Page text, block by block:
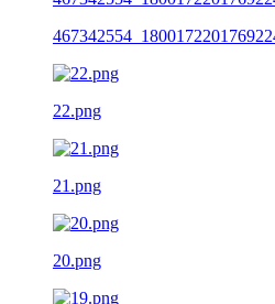
22.png
21.png
20.png